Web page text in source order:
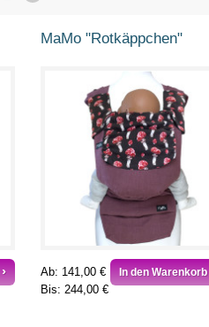
MaMo "Rotkäppchen"
Ab: 141,00 €
Bis: 244,00 €
In den Warenkorb